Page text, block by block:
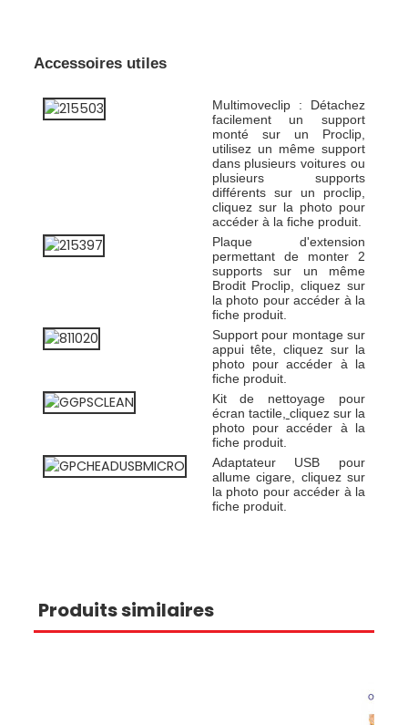
Accessoires utiles
Multimoveclip : Détachez
facilement un support
monté sur un Proclip,
utilisez un même support
dans plusieurs voitures ou
plusieurs supports
différents sur un proclip,
cliquez sur la photo pour
accéder à la fiche produit.
Plaque d'extension
permettant de monter 2
supports sur un même
Brodit Proclip, cliquez sur
la photo pour accéder à la
fiche produit.
Support pour montage sur
appui tête, cliquez sur la
photo pour accéder à la
fiche produit.
Kit de nettoyage pour
écran tactile, cliquez sur la
photo pour accéder à la
fiche produit.
Adaptateur USB pour
allume cigare, cliquez sur
la photo pour accéder à la
fiche produit.
Produits similaires